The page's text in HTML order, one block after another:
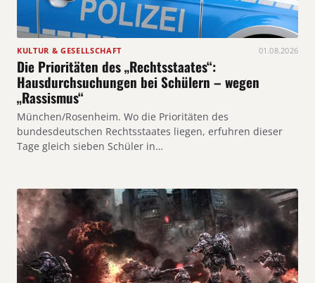
KULTUR & GESELLSCHAFT 01.08.2026
Die Prioritäten des „Rechtsstaates“:
Hausdurchsuchungen bei Schülern – wegen
„Rassismus“
München/Rosenheim. Wo die Prioritäten des
bundesdeutschen Rechtsstaates liegen, erfuhren dieser
Tage gleich sieben Schüler in…